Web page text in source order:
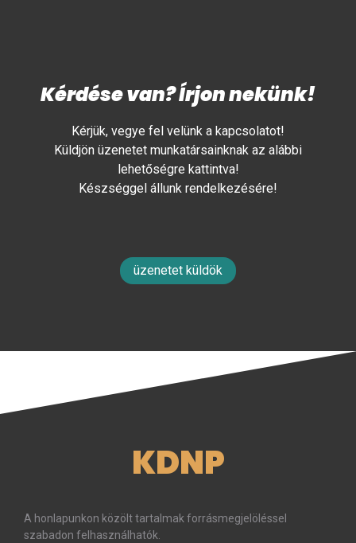
Kérdése van? Írjon nekünk!
Kérjük, vegye fel velünk a kapcsolatot!
Küldjön üzenetet munkatársainknak az alábbi
lehetőségre kattintva!
Készséggel állunk rendelkezésére!
üzenetet küldök
KDNP
A honlapunkon közölt tartalmak forrásmegjelöléssel
szabadon felhasználhatók.